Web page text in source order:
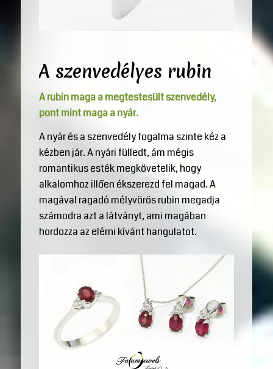
A szenvedélyes rubin
A rubin maga a megtestesült szenvedély,
pont mint maga a nyár.
A nyár és a szenvedély fogalma szinte kéz a
kézben jár. A nyári fülledt, ám mégis
romantikus esték megkövetelik, hogy
alkalomhoz illően ékszerezd fel magad. A
magával ragadó mélyvörös rubin megadja
számodra azt a látványt, ami magában
hordozza az elérni kívánt hangulatot.